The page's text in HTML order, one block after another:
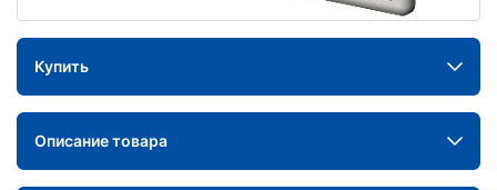
Купить
Описание товара